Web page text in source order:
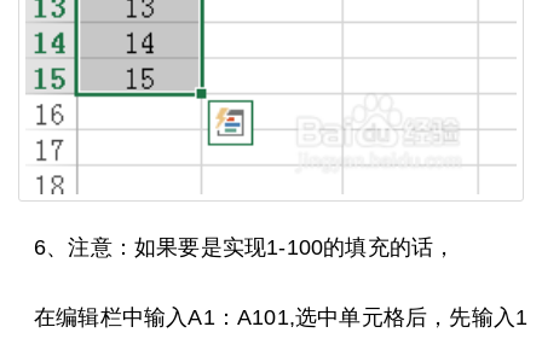
6、注意：如果要是实现1-100的填充的话，
在编辑栏中输入A1：A101,选中单元格后，先输入1